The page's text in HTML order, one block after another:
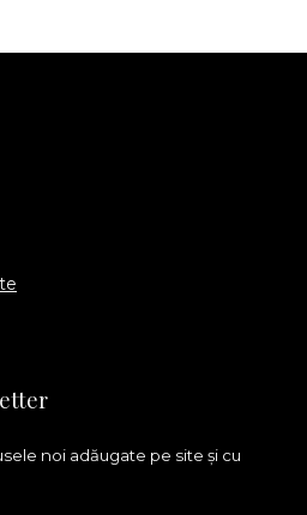
noi adăugate pe site și cu